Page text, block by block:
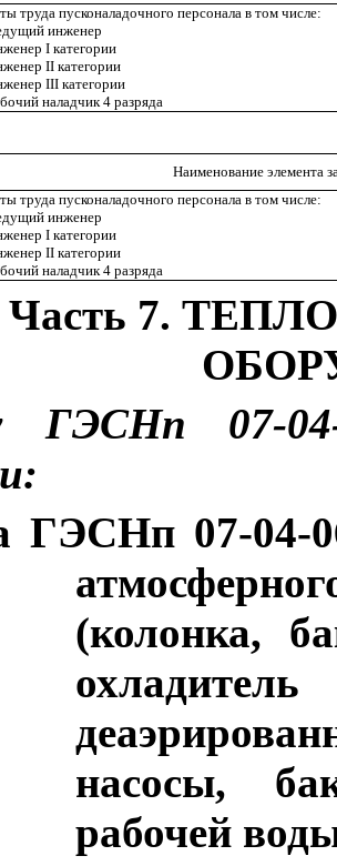
труда пусконаладочного персонала в том числе:
инженер
I категории
II категории
III категории
наладчик 4 разряда
Наименование элемента
труда пусконаладочного персонала в том числе:
инженер
I категории
IIкатегории
наладчик 4 разряда
Часть 7.
ГЭСНп 07-
ГЭСНп 07-04-
(колонка,
насосы,
рабочей